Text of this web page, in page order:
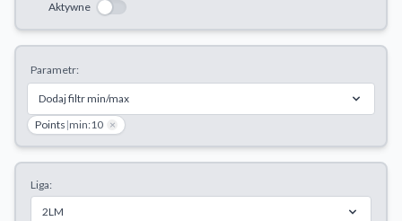
Aktywne
Parametr:
Dodaj filtr min/max
Points |min:10 ×
Liga:
2LM